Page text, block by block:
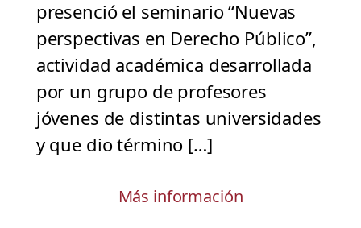
presenció el seminario “Nuevas
perspectivas en Derecho Público”,
actividad académica desarrollada
por un grupo de profesores
jóvenes de distintas universidades
y que dio término […]
Más información